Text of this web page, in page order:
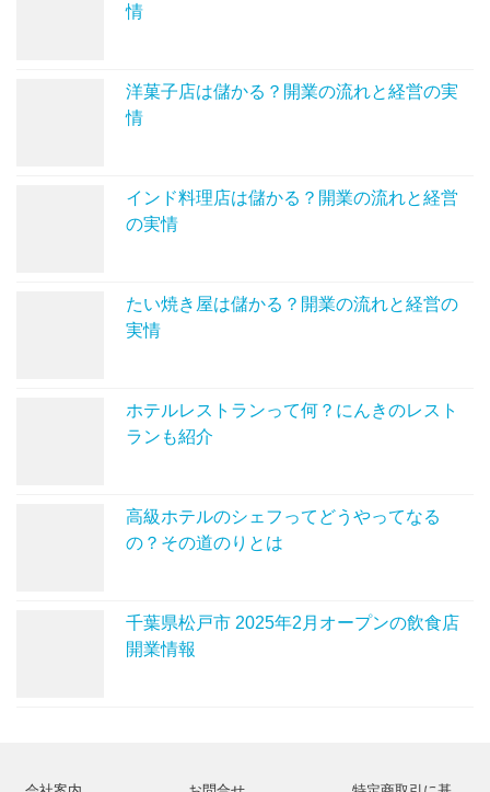
情
洋菓子店は儲かる？開業の流れと経営の実
情
インド料理店は儲かる？開業の流れと経営
の実情
たい焼き屋は儲かる？開業の流れと経営の
実情
ホテルレストランって何？にんきのレスト
ランも紹介
高級ホテルのシェフってどうやってなる
の？その道のりとは
千葉県松戸市 2025年2月オープンの飲食店
開業情報